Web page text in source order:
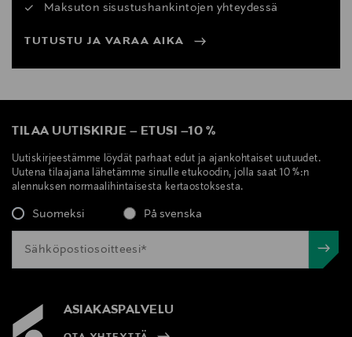
Maksuton sisustushankintojen yhteydessä
TUTUSTU JA VARAA AIKA
TILAA UUTISKIRJE – ETUSI –10 %
Uutiskirjeestämme löydät parhaat edut ja ajankohtaiset uutuudet.
Uutena tilaajana lähetämme sinulle etukoodin, jolla saat 10 %:n
alennuksen normaalihintaisesta kertaostoksesta.
Suomeksi På svenska
ASIAKASPALVELU